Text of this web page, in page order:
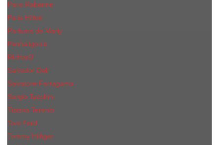
Paco Rabanne
Paris Hilton
Parfums de Marly
Penhaligon​'s
RicHarD
Salvador Dali
Salvatore Ferragamo
Sergio Tacchini
Tiziana Terenzi
Tom Ford
Tommy Hilfiger